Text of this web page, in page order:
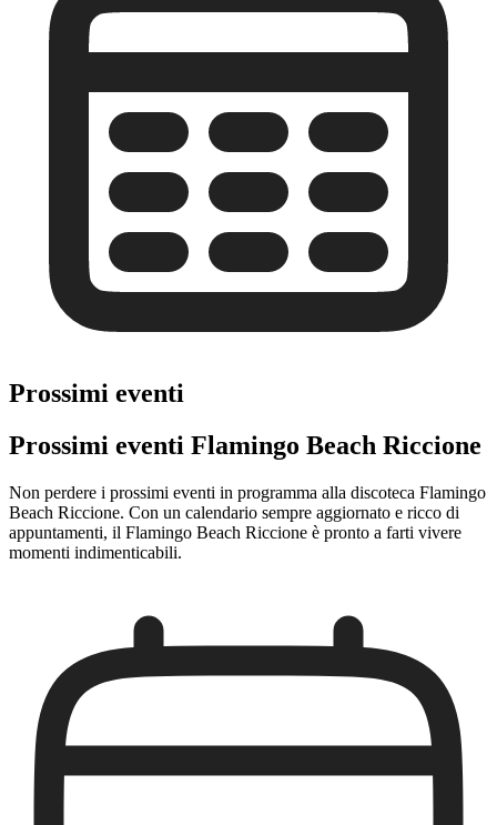
Prossimi eventi
Prossimi eventi Flamingo Beach Riccione
Non perdere i prossimi eventi in programma alla discoteca Flamingo
Beach Riccione. Con un calendario sempre aggiornato e ricco di
appuntamenti, il Flamingo Beach Riccione è pronto a farti vivere
momenti indimenticabili.